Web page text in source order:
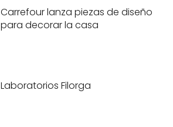
Carrefour lanza piezas de diseño
para decorar la casa
Laboratorios Filorga